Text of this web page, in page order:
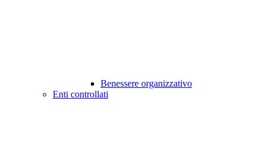
Benessere organizzativo
Enti controllati